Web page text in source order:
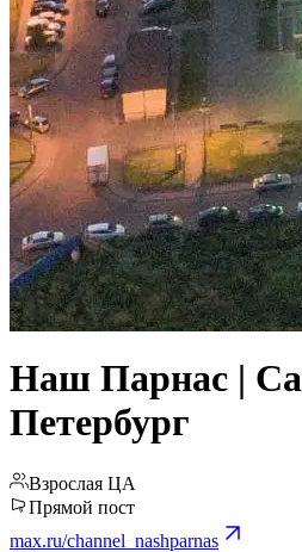
Наш Парнас |
Петербург
Взрослая ЦА
Прямой пост
max.ru/channel_nashparnas